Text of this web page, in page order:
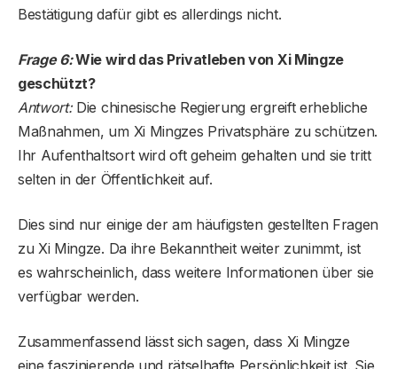
Bestätigung dafür gibt es allerdings nicht.
Frage 6:Wie wird das Privatleben von Xi Mingze
geschützt?
Antwort:Die chinesische Regierung ergreift erhebliche
Maßnahmen, um Xi Mingzes Privatsphäre zu schützen.
Ihr Aufenthaltsort wird oft geheim gehalten und sie tritt
selten in der Öffentlichkeit auf.
Dies sind nur einige der am häufigsten gestellten Fragen
zu Xi Mingze. Da ihre Bekanntheit weiter zunimmt, ist
es wahrscheinlich, dass weitere Informationen über sie
verfügbar werden.
Zusammenfassend lässt sich sagen, dass Xi Mingze